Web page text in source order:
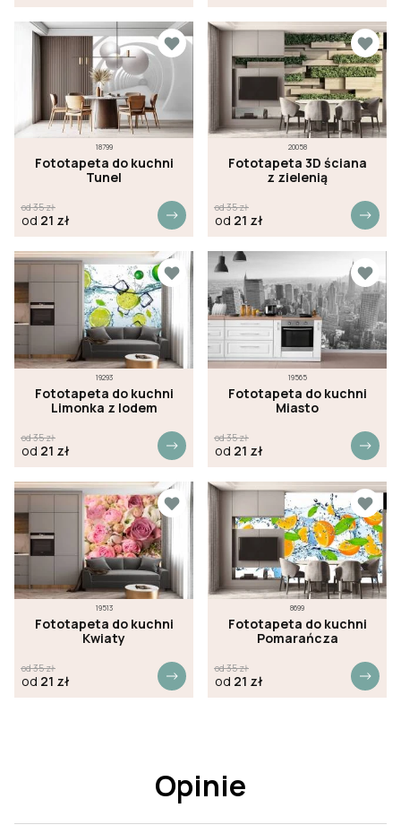
18799
Fototapeta do kuchni
Tunel
od35zł
od 21 zł
20058
Fototapeta 3D ściana
z zielenią
od35zł
od 21 zł
19293
Fototapeta do kuchni
Limonka z lodem
od35zł
od 21 zł
19565
Fototapeta do kuchni
Miasto
od35zł
od 21 zł
19513
Fototapeta do kuchni
Kwiaty
od35zł
od 21 zł
8699
Fototapeta do kuchni
Pomarańcza
od35zł
od 21 zł
Opinie